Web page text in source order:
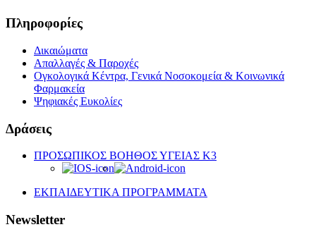
Πληροφορίες
Δικαιώματα
Απαλλαγές & Παροχές
Ογκολογικά Κέντρα, Γενικά Νοσοκομεία & Κοινωνικά
Φαρμακεία
Ψηφιακές Ευκολίες
Δράσεις
ΠΡΟΣΩΠΙΚΟΣ ΒΟΗΘΟΣ ΥΓΕΙΑΣ K3
ΕΚΠΑΙΔΕΥΤΙΚΑ ΠΡΟΓΡΑΜΜΑΤΑ
Newsletter